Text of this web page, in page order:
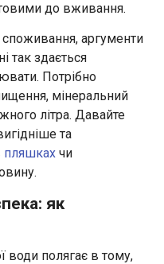
до вживання.
аргументи
так здається
Потрібно
мінеральний
літра. Давайте
та
пляшках чи
як
води полягає в тому,